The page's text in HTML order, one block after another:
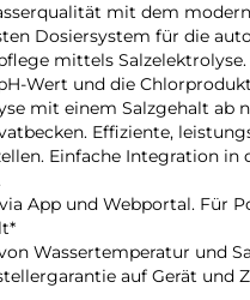
mit dem
Dosiersystem für die
mittels Salzelektrolyse.
Wert und die
mit einem Salzgehalt ab
Effiziente,
Einfache Integration in
App und Webportal. Für
Wassertemperatur und
auf Gerät und